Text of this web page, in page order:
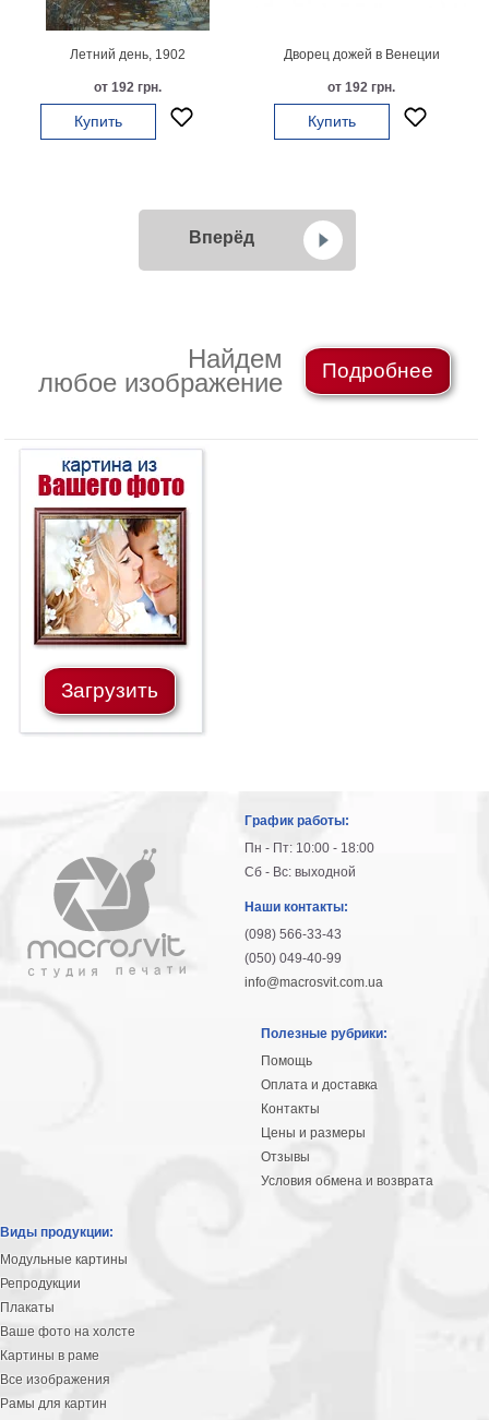
Летний день, 1902
от 192 грн.
Купить
Дворец дожей в Венеции
от 192 грн.
Купить
Вперёд
Найдем
любое изображение
Подробнее
Загрузить
График работы:
Пн - Пт: 10:00 - 18:00
Сб - Вс: выходной
Наши контакты:
(098) 566-33-43
(050) 049-40-99
info@macrosvit.com.ua
Полезные рубрики:
Помощь
Оплата и доставка
Контакты
Цены и размеры
Отзывы
Условия обмена и возврата
Виды продукции:
Модульные картины
Репродукции
Плакаты
Ваше фото на холсте
Картины в раме
Все изображения
Рамы для картин